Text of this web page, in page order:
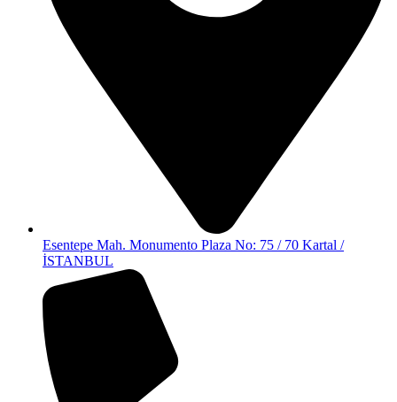
Esentepe Mah. Monumento Plaza No: 75 / 70 Kartal /
İSTANBUL